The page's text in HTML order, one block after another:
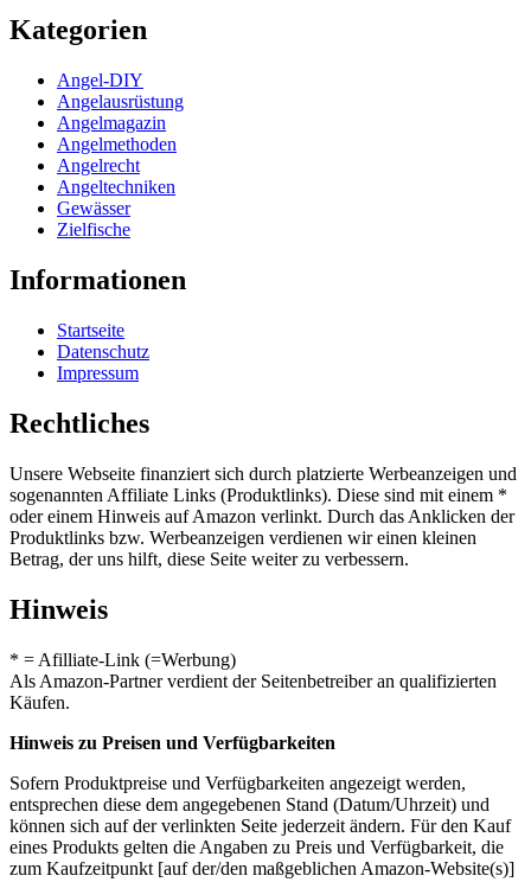
Kategorien
Angel-DIY
Angelausrüstung
Angelmagazin
Angelmethoden
Angelrecht
Angeltechniken
Gewässer
Zielfische
Informationen
Startseite
Datenschutz
Impressum
Rechtliches
Unsere Webseite finanziert sich durch platzierte Werbeanzeigen und
sogenannten Affiliate Links (Produktlinks). Diese sind mit einem *
oder einem Hinweis auf Amazon verlinkt. Durch das Anklicken der
Produktlinks bzw. Werbeanzeigen verdienen wir einen kleinen
Betrag, der uns hilft, diese Seite weiter zu verbessern.
Hinweis
* = Afilliate-Link (=Werbung)
Als Amazon-Partner verdient der Seitenbetreiber an qualifizierten
Käufen.
Hinweis zu Preisen und Verfügbarkeiten
Sofern Produktpreise und Verfügbarkeiten angezeigt werden,
entsprechen diese dem angegebenen Stand (Datum/Uhrzeit) und
können sich auf der verlinkten Seite jederzeit ändern. Für den Kauf
eines Produkts gelten die Angaben zu Preis und Verfügbarkeit, die
zum Kaufzeitpunkt [auf der/den maßgeblichen Amazon-Website(s)]